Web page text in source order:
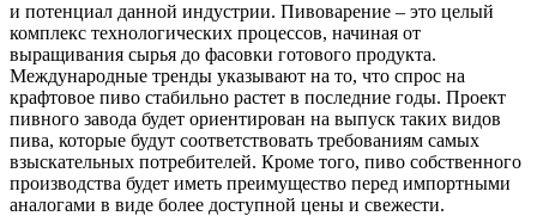
и потенциал данной индустрии. Пивоварение – это целый
комплекс технологических процессов, начиная от
выращивания сырья до фасовки готового продукта.
Международные тренды указывают на то, что спрос на
крафтовое пиво стабильно растет в последние годы. Проект
пивного завода будет ориентирован на выпуск таких видов
пива, которые будут соответствовать требованиям самых
взыскательных потребителей. Кроме того, пиво собственного
производства будет иметь преимущество перед импортными
аналогами в виде более доступной цены и свежести.